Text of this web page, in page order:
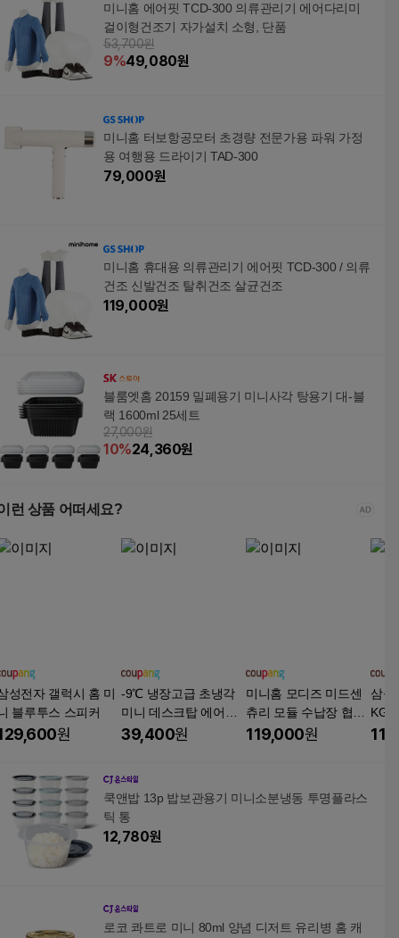
미니홈 에어핏 TCD-300 의류관리기 에어다리미
걸이형건조기 자가설치 소형, 단품
53,700원
9%49,080원
미니홈 터보항공모터 초경량 전문가용 파워 가정
용 여행용 드라이기 TAD-300
79,000원
미니홈 휴대용 의류관리기 에어핏 TCD-300 / 의류
건조 신발건조 탈취건조 살균건조
119,000원
블룸엣홈 20159 밀폐용기 미니사각 탕용기 대-블
랙 1600ml 25세트
27,000원
10%24,360원
런 상품 어떠세요?
성전자 갤럭시 홈 미
블루투스 스피커
원
-9℃ 냉장고급 초냉각
미니 데스크탑 에어컨
선풍기 휴대용 미니 에
용 미니 에어컨 미니 냉
풍기 실외기 없는 이동
식 에어컨
39,400원
미니홈 모디즈 미드센
츄리 모듈 수납장 협탁
400 (서랍형)
119,000원
삼성
KG
스피
쿡앤밥 13p 밥보관용기 미니소분냉동 투명플라스
틱 통
12,780원
로코 콰트로 미니 80ml 양념 디저트 유리병 홈 캐